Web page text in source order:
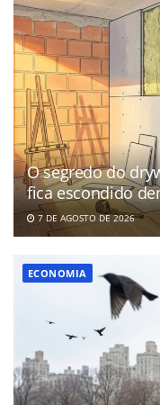
O segredo do
fica escondido
7 DE AGOSTO DE 2026
ECONOMIA